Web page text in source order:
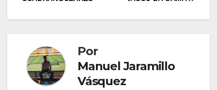
Por
Manuel Jaramillo
Vásquez